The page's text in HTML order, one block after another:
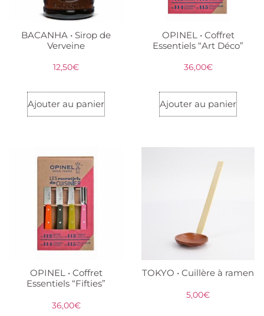
BACANHA • Sirop de
Verveine
12,50€
Ajouter au panier
OPINEL • Coffret
Essentiels “Art Déco”
36,00€
Ajouter au panier
OPINEL • Coffret
Essentiels “Fifties”
36,00€
TOKYO • Cuillère à ramen
5,00€